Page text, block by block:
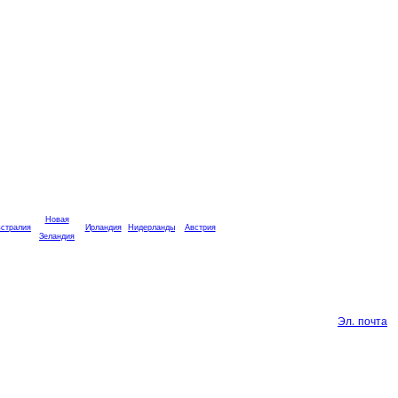
Новая
Зеландия
Ирландия Нидерланды Австрия
Эл. почта